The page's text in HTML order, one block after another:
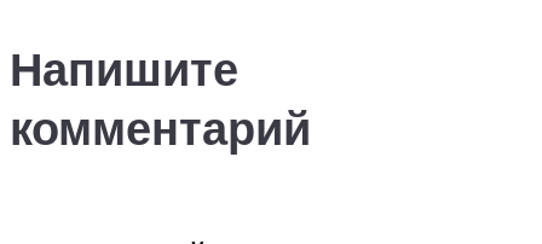
Напишите
комментарий